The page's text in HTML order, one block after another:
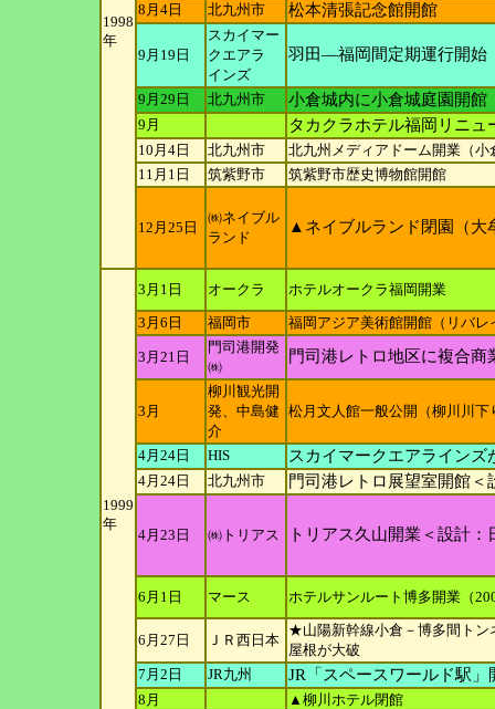
1998
年
8月4日 北九州市 松本清張記念館開館
9月19日
スカイマー
クエアラ
インズ
羽田―福岡間定期運行開始
9月29日 北九州市 小倉城内に小倉城庭園開館
9月 タカクラホテル福岡リニュ
10月4日 北九州市
北九州メディアドーム開業（
11月1日
筑紫野市 筑紫野市歴史博物館開館
12月25日
㈱ネイブル
ランド
▲ネイブルランド閉園（大
1999
年
3月1日 オークラ
ホテルオークラ福岡開業
3月6日
福岡市 福岡アジア美術館開館（リバ
3月21日
門司港開発
㈱
門司港レトロ地区に複合
3月
柳川観光開
発、中島健
介
松月文人館一般公開（柳川川
4月24日 HIS スカイマークエアライン
4月24日 北九州市 門司港レトロ展望室開館＜
4月23日 ㈱トリアス トリアス久山開業＜設計：
6月1日 マース ホテルサンルート博多開業（
6月27日 ＪＲ西日本
★山陽新幹線小倉－博多間トン
屋根が大破
7月2日
JR九州 JR「スペースワールド駅」
8月
▲柳川ホテル閉館